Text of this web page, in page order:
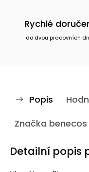
Rychlé
do dvou pracovních
Popis
Značka benecos
Detailní popis